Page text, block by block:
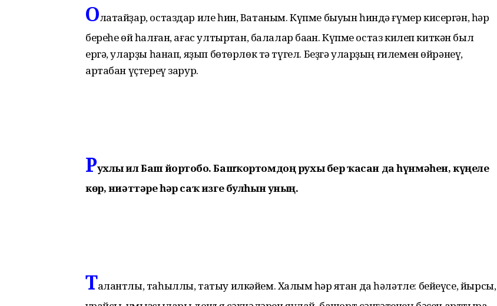
Олатайҙар, остаздар иле һин, Ватаным. Күпме быуын һиндә ғүмер кисергән, һәр
береһе өй һалған, ағас ултыртҡан, балалар баҡҡан. Күпме остаз килеп киткән был
ергә, уларҙы һанап, яҙып бөтөрлөк тә түгел. Беҙгә уларҙың ғилемен өйрәнеү,
артабан үҫтереү зарур.
Рухлы ил Баш йортобоҙ. Башҡортомдоң рухы бер ҡасан да һүнмәһен, күңеле
көр, ниәттәре һәр саҡ изге булһын уның.
Талантлы, таһыллы, татыу илкәйем. Халҡым һәр яҡтан да һәләтле: бейеүсе, йырсы,